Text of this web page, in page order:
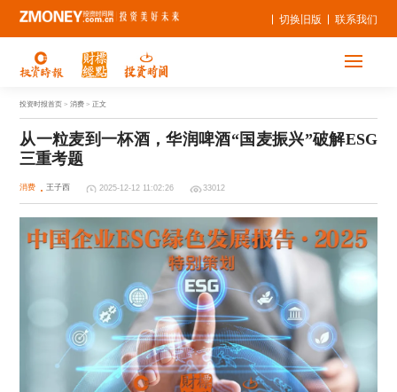
联系我们
切换旧版
投资时报首页 > 消费 > 正文
从一粒麦到一杯酒，华润啤酒“国麦振兴”破解ESG
三重考题
消费 王子西 2025-12-12 11:02:26 33012